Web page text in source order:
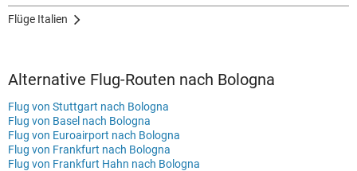
Flüge Italien
Alternative Flug-Routen nach Bologna
Flug von Stuttgart nach Bologna
Flug von Basel nach Bologna
Flug von Euroairport nach Bologna
Flug von Frankfurt nach Bologna
Flug von Frankfurt Hahn nach Bologna